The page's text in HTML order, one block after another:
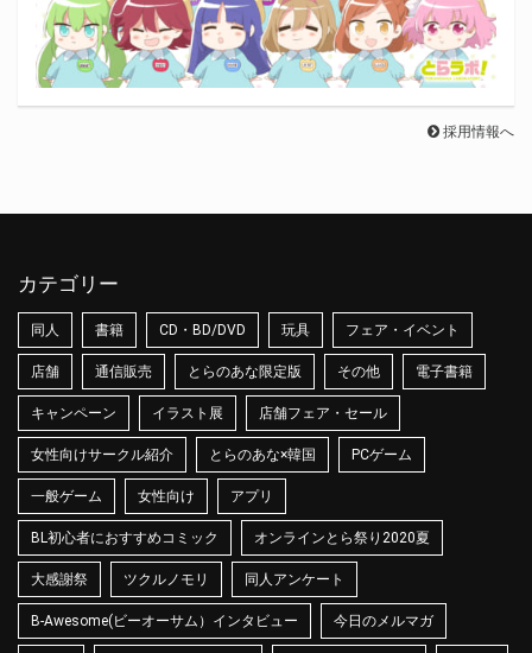
採用情報へ
カテゴリー
同人 書籍 CD・BD/DVD 玩具 フェア・イベント
店舗 通信販売 とらのあな限定版 その他 電子書籍
キャンペーン イラスト展 店舗フェア・セール
女性向けサークル紹介 とらのあな×韓国 PCゲーム
一般ゲーム 女性向け アプリ
BL初心者におすすめコミック オンラインとら祭り2020夏
大感謝祭 ツクルノモリ 同人アンケート
B-Awesome(ビーオーサム）インタビュー 今日のメルマガ